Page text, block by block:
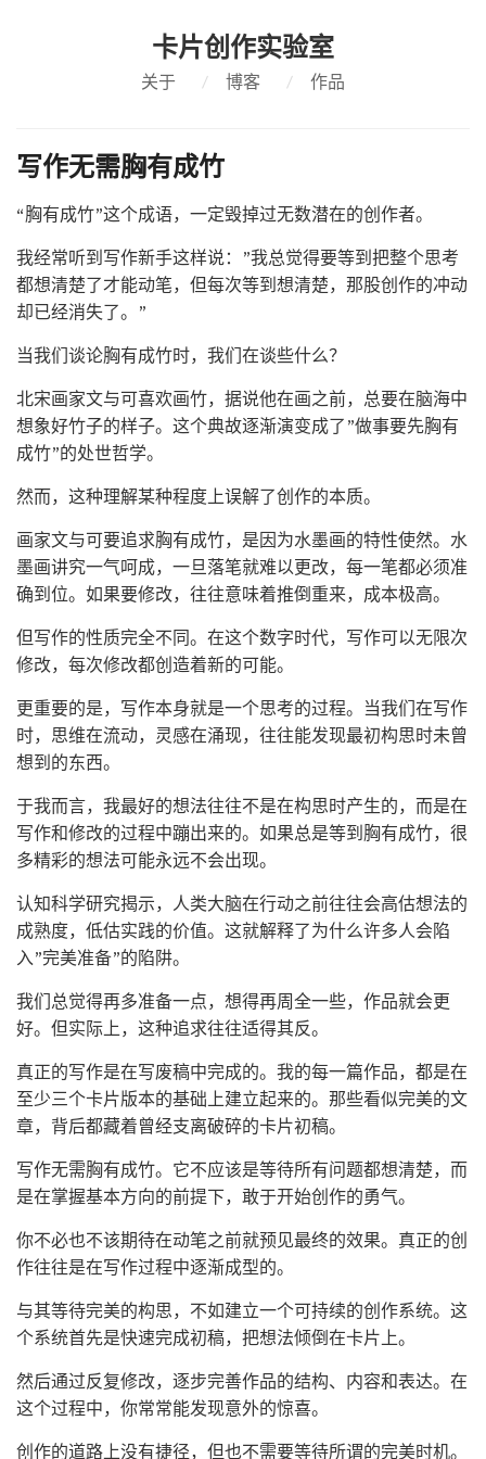
卡片创作实验室
关于 / 博客 / 作品
写作无需胸有成竹
“胸有成竹”这个成语，一定毁掉过无数潜在的创作者。
我经常听到写作新手这样说：”我总觉得要等到把整个思考
都想清楚了才能动笔，但每次等到想清楚，那股创作的冲动
却已经消失了。”
当我们谈论胸有成竹时，我们在谈些什么？
北宋画家文与可喜欢画竹，据说他在画之前，总要在脑海中
想象好竹子的样子。这个典故逐渐演变成了”做事要先胸有
成竹”的处世哲学。
然而，这种理解某种程度上误解了创作的本质。
画家文与可要追求胸有成竹，是因为水墨画的特性使然。水
墨画讲究一气呵成，一旦落笔就难以更改，每一笔都必须准
确到位。如果要修改，往往意味着推倒重来，成本极高。
但写作的性质完全不同。在这个数字时代，写作可以无限次
修改，每次修改都创造着新的可能。
更重要的是，写作本身就是一个思考的过程。当我们在写作
时，思维在流动，灵感在涌现，往往能发现最初构思时未曾
想到的东西。
于我而言，我最好的想法往往不是在构思时产生的，而是在
写作和修改的过程中蹦出来的。如果总是等到胸有成竹，很
多精彩的想法可能永远不会出现。
认知科学研究揭示，人类大脑在行动之前往往会高估想法的
成熟度，低估实践的价值。这就解释了为什么许多人会陷
入”完美准备”的陷阱。
我们总觉得再多准备一点，想得再周全一些，作品就会更
好。但实际上，这种追求往往适得其反。
真正的写作是在写废稿中完成的。我的每一篇作品，都是在
至少三个卡片版本的基础上建立起来的。那些看似完美的文
章，背后都藏着曾经支离破碎的卡片初稿。
写作无需胸有成竹。它不应该是等待所有问题都想清楚，而
是在掌握基本方向的前提下，敢于开始创作的勇气。
你不必也不该期待在动笔之前就预见最终的效果。真正的创
作往往是在写作过程中逐渐成型的。
与其等待完美的构思，不如建立一个可持续的创作系统。这
个系统首先是快速完成初稿，把想法倾倒在卡片上。
然后通过反复修改，逐步完善作品的结构、内容和表达。在
这个过程中，你常常能发现意外的惊喜。
创作的道路上没有捷径，但也不需要等待所谓的完美时机。